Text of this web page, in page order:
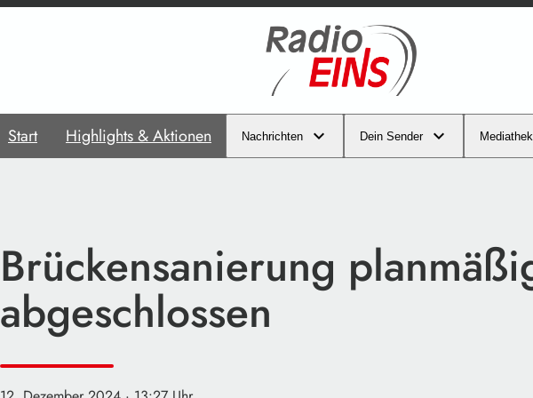
Start Highlights & Aktionen Nachrichten Dein Sender Mediathek
Brückensanierung
abgeschlossen